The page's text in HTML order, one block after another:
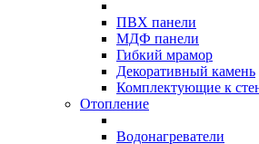
ПВХ панели
МДФ панели
Гибкий мрамор
Декоративный камень
Комплектующие к
Отопление
Водонагреватели